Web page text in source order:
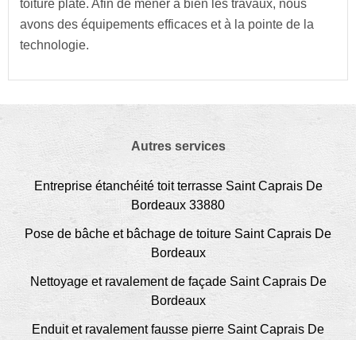
toiture plate. Afin de mener à bien les travaux, nous
avons des équipements efficaces et à la pointe de la
technologie.
Autres services
Entreprise étanchéité toit terrasse Saint Caprais De
Bordeaux 33880
Pose de bâche et bâchage de toiture Saint Caprais De
Bordeaux
Nettoyage et ravalement de façade Saint Caprais De
Bordeaux
Enduit et ravalement fausse pierre Saint Caprais De